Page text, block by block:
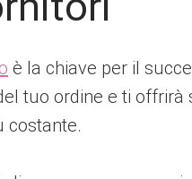
è la chiave per il
tuo ordine e ti
costante.